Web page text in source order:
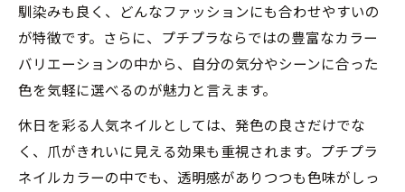
馴染みも良く、どんなファッションにも合わせやすいの
が特徴です。さらに、プチプラならではの豊富なカラー
バリエーションの中から、自分の気分やシーンに合った
色を気軽に選べるのが魅力と言えます。
休日を彩る人気ネイルとしては、発色の良さだけでな
く、爪がきれいに見える効果も重視されます。プチプラ
ネイルカラーの中でも、透明感がありつつも色味がしっ